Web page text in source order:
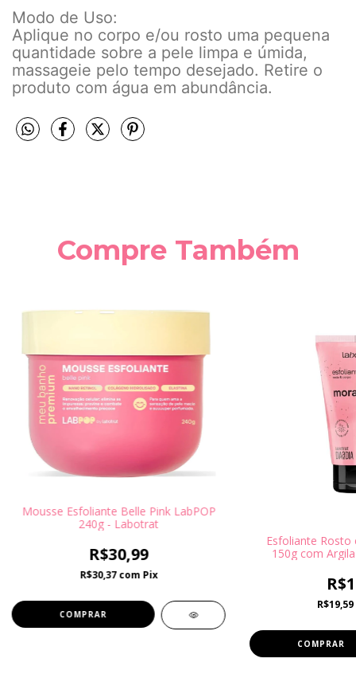
Modo de Uso:
Aplique no corpo e/ou rosto uma pequena
quantidade sobre a pele limpa e úmida,
massageie pelo tempo desejado. Retire o
produto com água em abundância.
Compre Também
Mousse Esfoliante Belle Pink LabPOP
240g - Labotrat
R$30,99
R$30,37com Pix
Esfoliante
150g com
R$19,59